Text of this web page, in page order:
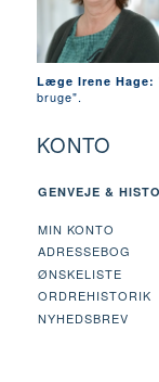
Læge Irene Hage:
bruge".
KONTO
GENVEJE &
MIN KONTO
ADRESSEBOG
ØNSKELISTE
ORDREHISTORIK
NYHEDSBREV